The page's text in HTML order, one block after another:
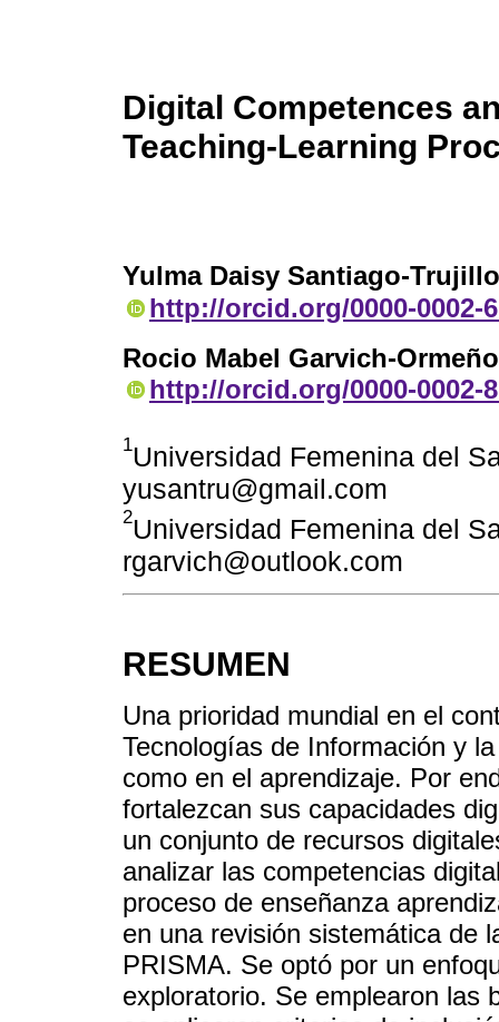
Digital Competences
Teaching-Learning
Yulma Daisy Santiago-Trujillo
http://orcid.org/0000-0002-
Rocio Mabel Garvich-Ormeño
http://orcid.org/0000-0002-
1Universidad Femenina del
yusantru@gmail.com
2Universidad Femenina del
rgarvich@outlook.com
RESUMEN
Una prioridad mundial en el
Tecnologías de Información y
como en el aprendizaje. Por
fortalezcan sus capacidades
un conjunto de recursos
analizar las competencias
proceso de enseñanza
en una revisión sistemática de
PRISMA. Se optó por un
exploratorio. Se emplearon las